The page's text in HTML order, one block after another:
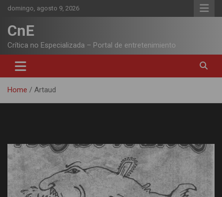
Skip
content
domingo, agosto 9, 2026
CnE
Crítica no Especializada – Portal de entretenimiento
Home Artaud